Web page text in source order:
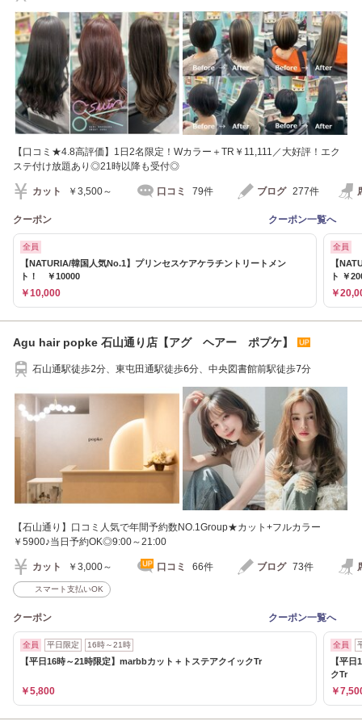
【口コミ★4.8高評価】1日2名限定！Wカラー＋TR￥11,111／大好評！エク
ステ付け放題あり◎21時以降も受付◎
カット ￥3,500～ 口コミ 79件 ブログ 277件
クーポン クーポン一覧へ
全員
【NATURIA/韓国人気No.1】プリンセスケアケラチントリートメン
ト！ ￥10000
￥10,000
全員
【
ト ￥
￥
Agu hair popke 石山通り店【アグ ヘアー ポプケ】
石山通駅徒歩2分、東屯田通駅徒歩6分、中央図書館前駅徒歩7分
【石山通り】口コミ人気で年間予約数NO.1Group★カット+フルカラー
￥5900♪当日予約OK◎9:00～21:00
カット ￥3,000～ 口コミ 66件 ブログ 73件
スマート支払いOK
クーポン クーポン一覧へ
全員 平日限定 16時～21時
【平日16時～21時限定】marbbカット＋トステアクイックTr
￥5,800
全員
【平
クTr
￥